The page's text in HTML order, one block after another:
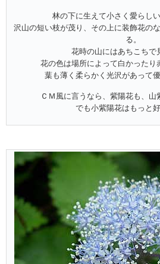
林の下に生えて小さく愛らしい
沢山の短い枝が茂り、その上に装飾花の
る。
花時の山にはあちこちで
花の色は場所によって白かったり
葉も薄く柔らかく光沢があって
ＣＭ風に言うなら、紫陽花も、山
でも小紫陽花はもっと好